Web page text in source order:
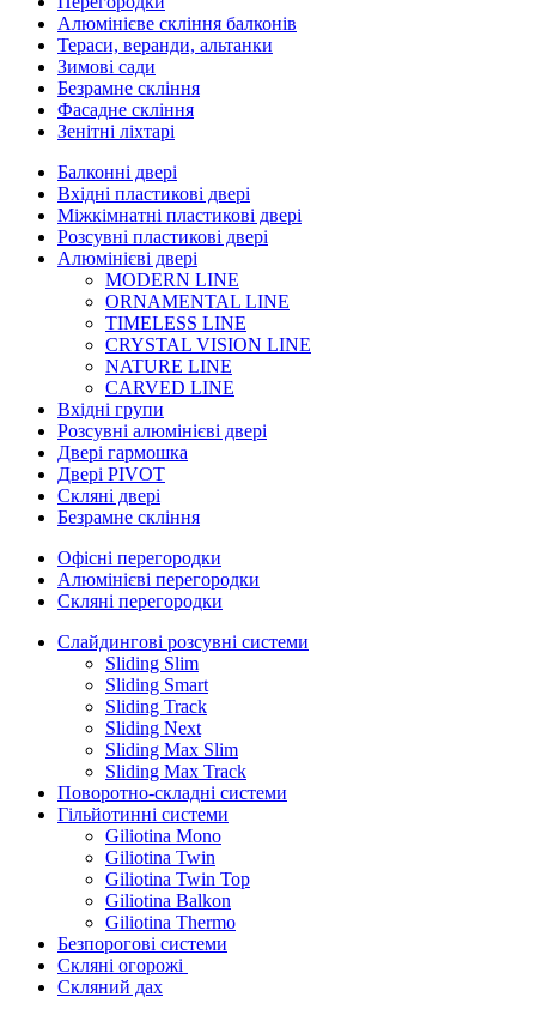
Алюмінієве скління балконів
Тераси, веранди, альтанки
Зимові сади
Безрамне скління
Фасадне скління
Зенітні ліхтарі
Балконні двері
Вхідні пластикові двері
Міжкімнатні пластикові двері
Розсувні пластикові двері
Алюмінієві двері
MODERN LINE
ORNAMENTAL LINE
TIMELESS LINE
CRYSTAL VISION LINE
NATURE LINE
CARVED LINE
Вхідні групи
Розсувні алюмінієві двері
Двері гармошка
Двері PIVOT
Скляні двері
Безрамне скління
Офісні перегородки
Алюмінієві перегородки
Скляні перегородки
Слайдингові розсувні системи
Sliding Slim
Sliding Smart
Sliding Track
Sliding Next
Sliding Max Slim
Sliding Max Track
Поворотно-складні системи
Гільйотинні системи
Giliotina Mono
Giliotina Twin
Giliotina Twin Top
Giliotina Balkon
Giliotina Thermo
Безпорогові системи
Скляні огорожі
Скляний дах